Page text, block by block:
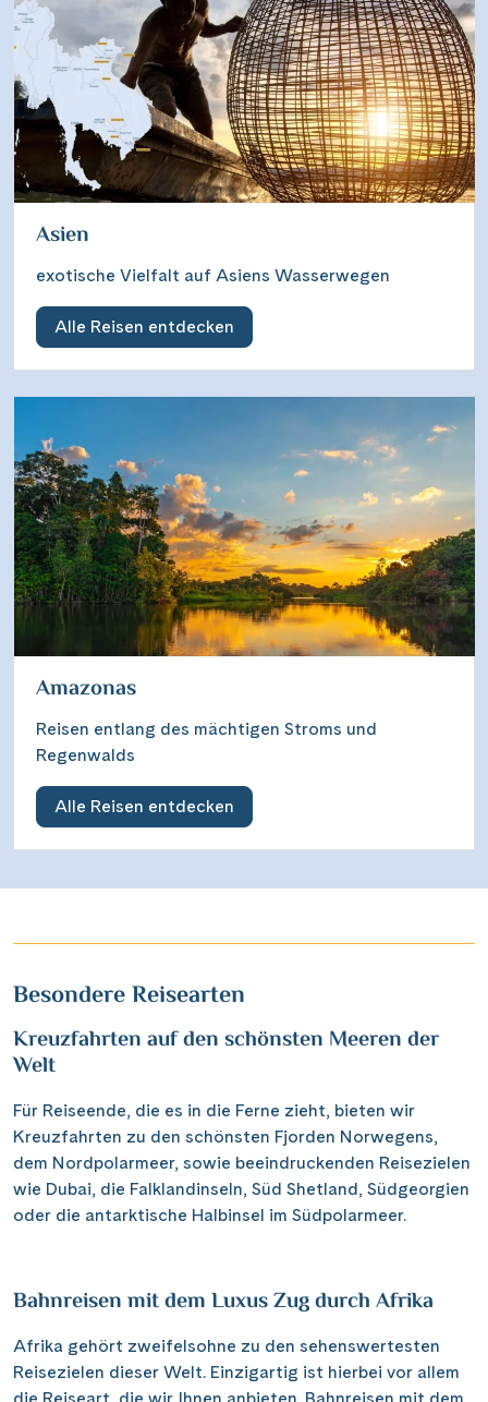
Asien
exotische Vielfalt auf Asiens Wasserwegen
Alle Reisen entdecken
Amazonas
Reisen entlang des mächtigen Stroms und
Regenwalds
Alle Reisen entdecken
Besondere Reisearten
Kreuzfahrten auf den schönsten Meeren der
Welt
Für Reiseende, die es in die Ferne zieht, bieten wir
Kreuzfahrten zu den schönsten Fjorden Norwegens,
dem Nordpolarmeer, sowie beeindruckenden Reisezielen
wie Dubai, die Falklandinseln, Süd Shetland, Südgeorgien
oder die antarktische Halbinsel im Südpolarmeer.
Bahnreisen mit dem Luxus Zug durch Afrika
Afrika gehört zweifelsohne zu den sehenswertesten
Reisezielen dieser Welt. Einzigartig ist hierbei vor allem